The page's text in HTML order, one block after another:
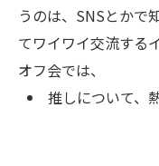
うのは、SNSとかで
てワイワイ交流する
オフ会では、
推しについて、